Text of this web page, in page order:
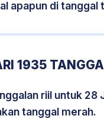
apapun di tanggal
1935
riil untuk
tanggal merah.